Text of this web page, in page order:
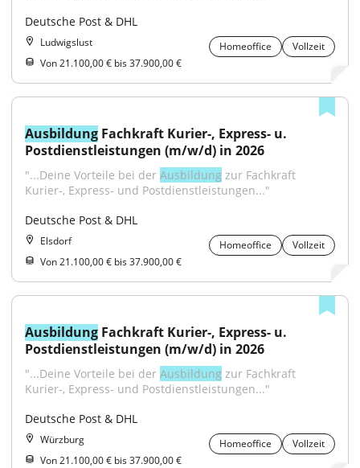
Deutsche Post & DHL
Ludwigslust Homeoffice
Vollzeit
Von 21.100,00 € bis 37.900,00 €
Ausbildung Fachkraft Kurier-, Express- u.
Postdienstleistungen (m/w/d) in 2026
"...Deine Vorteile bei der Ausbildung zur Fachkraft
Kurier-, Express- und Postdienstleistungen..."
Deutsche Post & DHL
Elsdorf Homeoffice
Vollzeit
Von 21.100,00 € bis 37.900,00 €
Ausbildung Fachkraft Kurier-, Express- u.
Postdienstleistungen (m/w/d) in 2026
"...Deine Vorteile bei der Ausbildung zur Fachkraft
Kurier-, Express- und Postdienstleistungen..."
Deutsche Post & DHL
Würzburg Homeoffice
Vollzeit
Von 21.100,00 € bis 37.900,00 €